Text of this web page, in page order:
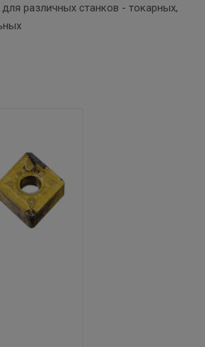
различных станков - токарных,